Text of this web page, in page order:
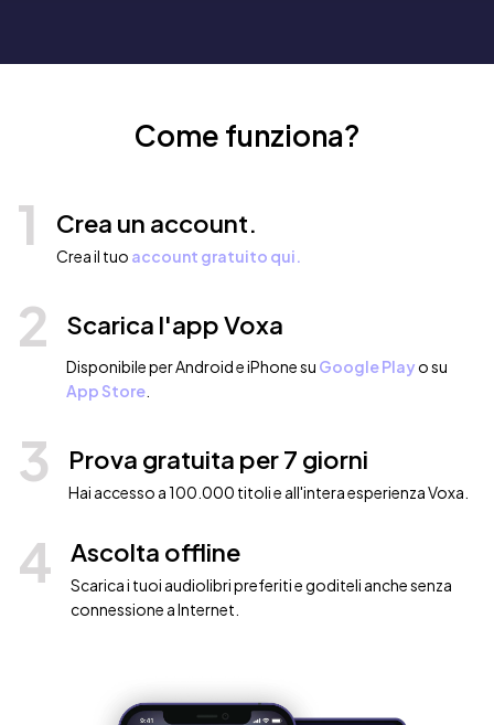
Come funziona?
1 Crea un account.
Crea il tuo account gratuito qui.
2 Scarica l'app Voxa
Disponibile per Android e iPhone su Google Playo su
App Store
3 Prova gratuita per 7 giorni
Hai accesso a 100.000 titoli e all'intera esperienza Voxa.
4 Ascolta offline
Scarica i tuoi audiolibri preferiti e goditeli anche senza
connessione a Internet.